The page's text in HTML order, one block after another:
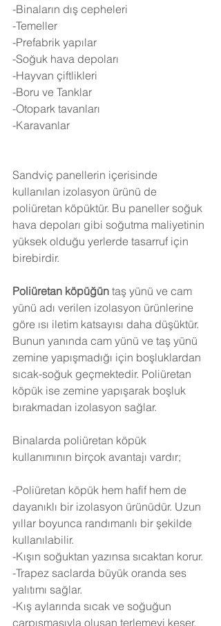
-Binaların dış cepheleri
-Temeller
-Prefabrik yapılar
-Soğuk hava depoları
-Hayvan çiftlikleri
-Boru ve Tanklar
-Otopark tavanları
-Karavanlar
Sandviç panellerin içerisinde
kullanılan izolasyon ürünü de
poliüretan köpüktür. Bu paneller soğuk
hava depoları gibi soğutma maliyetinin
yüksek olduğu yerlerde tasarruf için
birebirdir.
Poliüretan köpüğün taş yünü ve cam
yünü adı verilen izolasyon ürünlerine
göre ısı iletim katsayısı daha düşüktür.
Bunun yanında cam yünü ve taş yünü
zemine yapışmadığı için boşluklardan
sıcak-soğuk geçmektedir. Poliüretan
köpük ise zemine yapışarak boşluk
bırakmadan izolasyon sağlar.
Binalarda poliüretan köpük
kullanımının birçok avantajı vardır;
-Poliüretan köpük hem hafif hem de
dayanıklı bir izolasyon ürünüdür. Uzun
yıllar boyunca randımanlı bir şekilde
kullanılabilir.
-Kışın soğuktan yazınsa sıcaktan korur.
-Trapez saclarda büyük oranda ses
yalıtımı sağlar.
-Kış aylarında sıcak ve soğuğun
çarpışmasıyla oluşan terlemeyi keser.